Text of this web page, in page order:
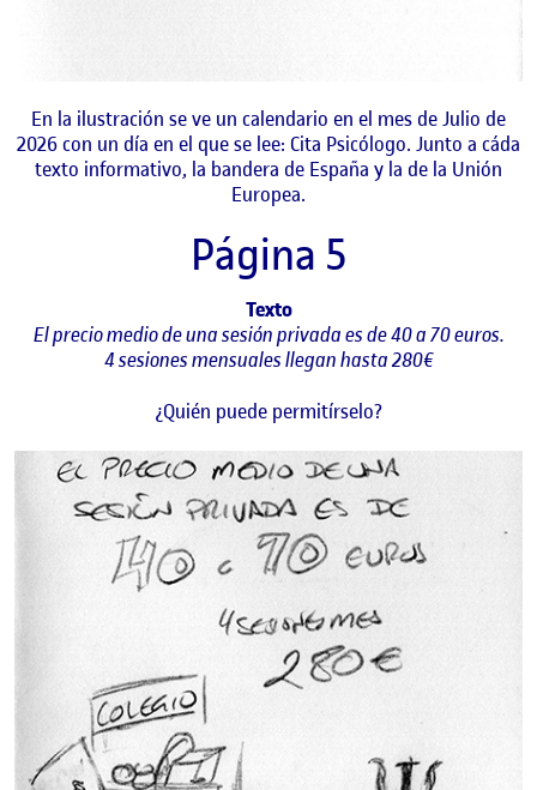
En la ilustración se ve un calendario en el mes de Julio de
2026 con un día en el que se lee: Cita Psicólogo. Junto a cáda
texto informativo, la bandera de España y la de la Unión
Europea.
Página 5
Texto
El precio medio de una sesión privada es de 40 a 70 euros.
4 sesiones mensuales llegan hasta 280€
¿Quién puede permitírselo?